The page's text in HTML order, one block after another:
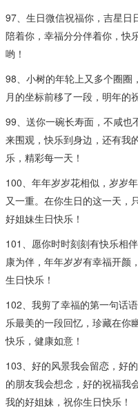
97、生日微信祝福你，吉星日
陪着你，幸福分分伴着你，快
哟！
98、小树的年轮上又多个圈圈
月的坐标前移了一段，明年的
99、送你一碗长寿面，不咸也
来围观，快乐到身边，还有我
乐，精彩每一天！
100、年年岁岁花相似，岁岁
又一重。在你生日的这一天，
好姐妹生日快乐！
101、愿你时时刻刻有快乐相
康为伴，年年岁岁有幸福开颜
生日快乐！
102、我剪了幸福的第一句话
乐最美的一段回忆，珍藏在你
快乐，健康如意！
103、好的风景我会留恋，好
的朋友我会想念，好的祝福我
我的好姐妹，祝你生日快乐！